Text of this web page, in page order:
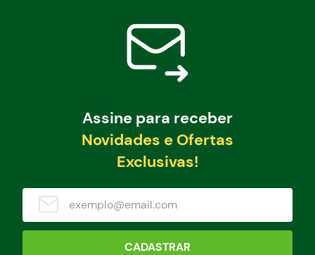
Assine para receber
Novidades e Ofertas
Exclusivas!
CADASTRAR